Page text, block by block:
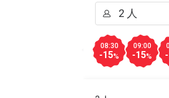
08:30
-15%
09:00
-15%